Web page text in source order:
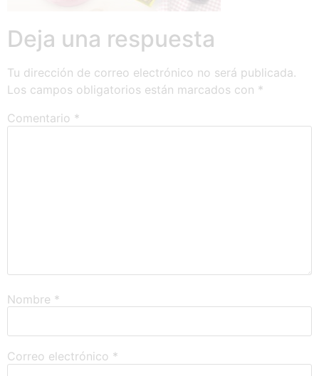
Deja una respuesta
Tu dirección de correo electrónico no será publicada.
Los campos obligatorios están marcados con *
Comentario *
Nombre *
Correo electrónico *